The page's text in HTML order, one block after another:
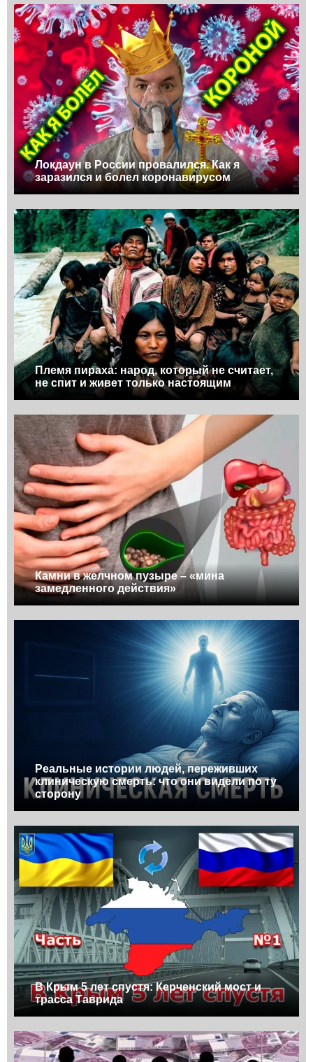
Локдаун в России провалился. Как я
заразился и болел коронавирусом
Племя пираха: народ, который не считает,
не спит и живет только настоящим
Камни в желчном пузыре – «мина
замедленного действия»
Реальные истории людей, переживших
клиническую смерть: что они видели по ту
сторону
В Крым 5 лет спустя: Керченский мост и
трасса Таврида